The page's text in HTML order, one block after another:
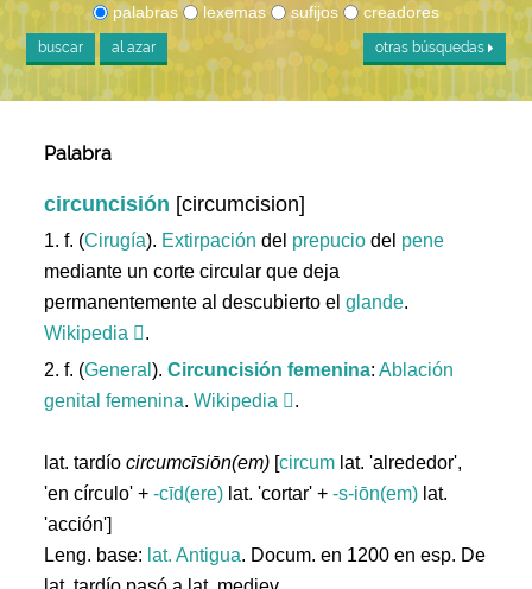
palabras lexemas sufijos creadores
buscar al azar otras búsquedas
Palabra
circuncisión [circumcision]
1. f. (Cirugía). Extirpación del prepucio del pene
mediante un corte circular que deja
permanentemente al descubierto elglande.
Wikipedia
.
2. f. (General).Circuncisión femenina:Ablación
genital femenina.Wikipedia .
lat. tardíocircumcīsiōn(em) [circum lat. 'alrededor',
'en círculo' +-cīd(ere) lat. 'cortar' +-s-iōn(em) lat.
'acción']
Leng. base: lat. Antigua. Docum. en 1200 en esp. De